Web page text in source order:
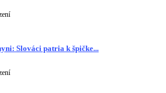
Slováci patria k špičke...